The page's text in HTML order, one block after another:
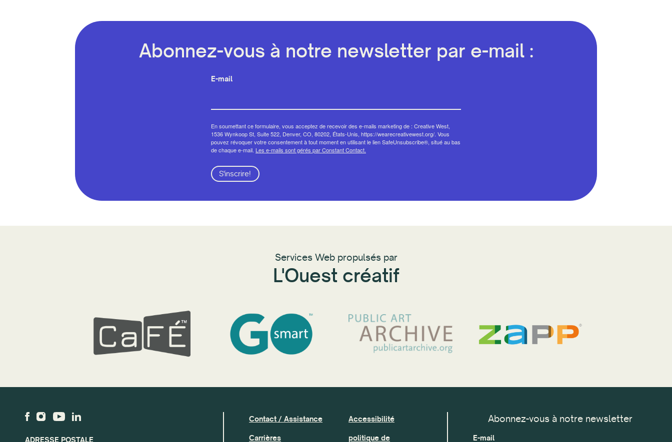
Abonnez-vous à notre newsletter par e-mail :
E-mail
En soumettant ce formulaire, vous acceptez de recevoir des e-mails marketing de : Creative West,
1536 Wynkoop St, Suite 522, Denver, CO, 80202, États-Unis, https://wearecreativewest.org/. Vous
pouvez révoquer votre consentement à tout moment en utilisant le lien SafeUnsubscribe®, situé au bas
de chaque e-mail. Les e-mails sont gérés par Constant Contact.
S'inscrire!
Services Web propulsés par
L'Ouest créatif
ADRESSE POSTALE
Contact / Assistance
Carrières
Accessibilité
politique de
Abonnez-vous à notre newsletter
E-mail